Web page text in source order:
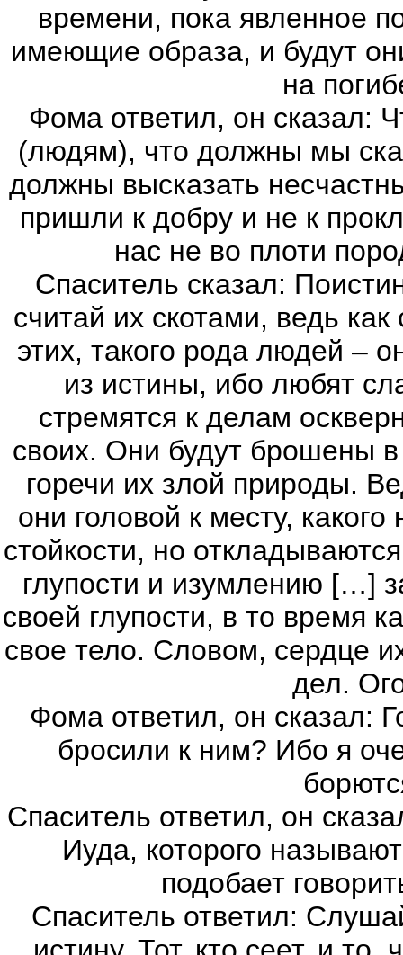
времени, пока явленное
имеющие образа, и будут
на
Фома ответил, он сказал:
(людям), что должны мы
должны высказать
пришли к добру и не к
нас не во плоти
Спаситель сказал:
считай их скотами, ведь
этих, такого рода людей –
из истины, ибо любят
стремятся к делам
своих. Они будут брошены
горечи их злой природы.
они головой к месту,
стойкости, но
глупости и изумлению […]
своей глупости, в то время
свое тело. Словом, сердце
дел.
Фома ответил, он сказал:
бросили к ним? Ибо я
Спаситель ответил, он
Иуда, которого
подобает
Спаситель ответил: